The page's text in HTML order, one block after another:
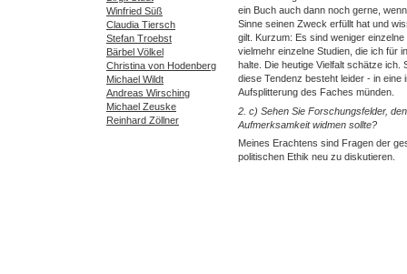
Winfried Süß
Claudia Tiersch
Stefan Troebst
Bärbel Völkel
Christina von Hodenberg
Michael Wildt
Andreas Wirsching
Michael Zeuske
Reinhard Zöllner
ein Buch auch dann noch gerne,
Sinne seinen Zweck erfüllt hat und
gilt. Kurzum: Es sind weniger
vielmehr einzelne Studien, die ich für
halte. Die heutige Vielfalt schätze ich.
diese Tendenz besteht leider - in eine
Aufsplitterung des Faches münden.
2. c) Sehen Sie Forschungsfelder,
Aufmerksamkeit widmen sollte?
Meines Erachtens sind Fragen der
politischen Ethik neu zu diskutieren.